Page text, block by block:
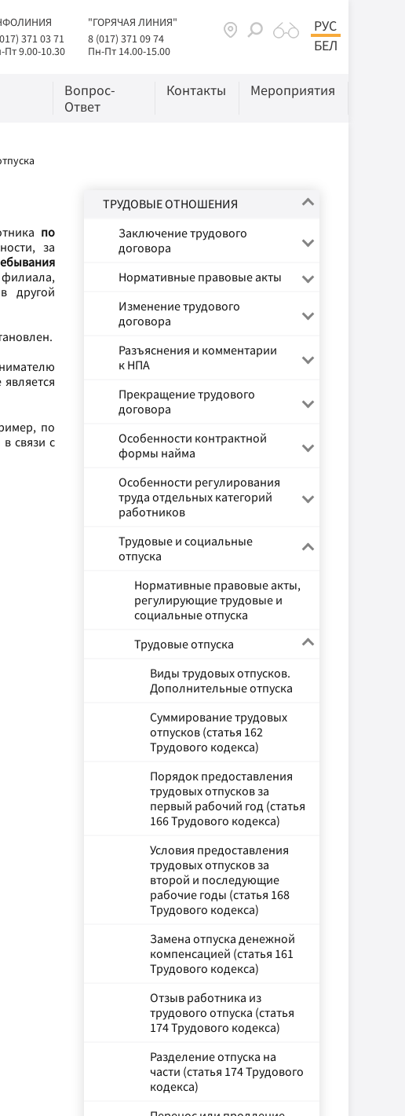
371 03 71
Пт 9.00-10.30
"ГОРЯЧАЯ ЛИНИЯ"
8 (017) 371 09 74
Пн-Пт 14.00-15.00
РУС
БЕЛ
Вопрос-
Ответ
Контакты Мероприятия
по
за
филиала,
другой
по
связи с
ТРУДОВЫЕ ОТНОШЕНИЯ
Заключение трудового
договора
Нормативные правовые акты
Изменение трудового
договора
Разъяснения и комментарии
к НПА
Прекращение трудового
договора
Особенности контрактной
формы найма
Особенности регулирования
труда отдельных категорий
работников
Трудовые и социальные
отпуска
Нормативные правовые акты,
регулирующие трудовые и
социальные отпуска
Трудовые отпуска
Виды трудовых отпусков.
Дополнительные отпуска
Суммирование трудовых
отпусков (статья 162
Трудового кодекса)
Порядок предоставления
трудовых отпусков за
первый рабочий год (статья
166 Трудового кодекса)
Условия предоставления
трудовых отпусков за
второй и последующие
рабочие годы (статья 168
Трудового кодекса)
Замена отпуска денежной
компенсацией (статья 161
Трудового кодекса)
Отзыв работника из
трудового отпуска (статья
174 Трудового кодекса)
Разделение отпуска на
части (статья 174 Трудового
кодекса)